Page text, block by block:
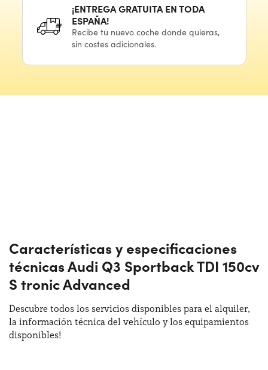
¡ENTREGA GRATUITA EN TODA
ESPAÑA!
Recibe tu nuevocoche donde quieras,
sin costes adicionales.
Características y especificaciones
técnicas Audi Q3 Sportback TDI 150cv
S tronic Advanced
Descubre todos los servicios disponibles para el alquiler,
la información técnica del vehículo y los equipamientos
disponibles!